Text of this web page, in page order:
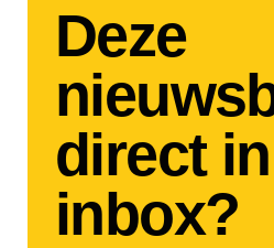
Deze
direct
inbox?